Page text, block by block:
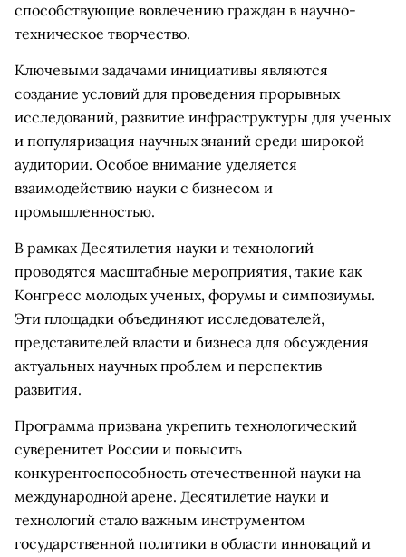
способствующие вовлечению граждан в научно-
техническое творчество.
Ключевыми задачами инициативы являются
создание условий для проведения прорывных
исследований, развитие инфраструктуры для ученых
и популяризация научных знаний среди широкой
аудитории. Особое внимание уделяется
взаимодействию науки с бизнесом и
промышленностью.
В рамках Десятилетия науки и технологий
проводятся масштабные мероприятия, такие как
Конгресс молодых ученых, форумы и симпозиумы.
Эти площадки объединяют исследователей,
представителей власти и бизнеса для обсуждения
актуальных научных проблем и перспектив
развития.
Программа призвана укрепить технологический
суверенитет России и повысить
конкурентоспособность отечественной науки на
международной арене. Десятилетие науки и
технологий стало важным инструментом
государственной политики в области инноваций и